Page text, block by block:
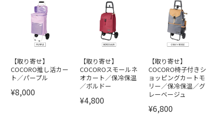
【取り寄せ】
COCORO推し活カー
ト／パープル
¥8,000
【取り寄せ】
COCOROスモールネ
オカート／保冷保温
／ボルドー
¥4,800
【取り寄せ】
COCORO椅子付きシ
ョッピングカートモ
リー／保冷保温／グ
レーベージュ
¥6,800